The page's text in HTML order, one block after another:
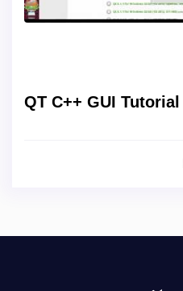
QT C++ GUI Tutorial